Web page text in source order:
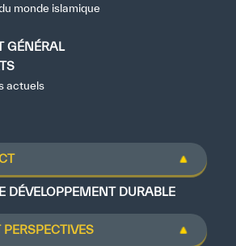
monde islamique
GÉNÉRAL
actuels
DÉVELOPPEMENT DURABLE